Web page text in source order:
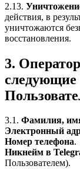
2.13.
действия, в
уничтожаются
восстановления.
3.
следующие
3.1. Фамилия,
Электронный
Номер телефона.
Никнейм в
Пользователем).